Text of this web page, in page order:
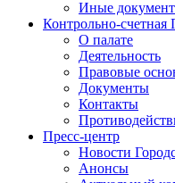
Иные
Контрольно-счетная
О палате
Деятельность
Правовые
Документы
Контакты
Пресс-центр
Новости
Анонсы